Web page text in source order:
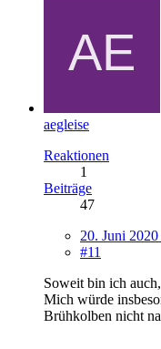
aegleise
Reaktionen
1
Beiträge
47
20. Juni
#11
Soweit bin ich
Mich würde
Brühkolben nicht